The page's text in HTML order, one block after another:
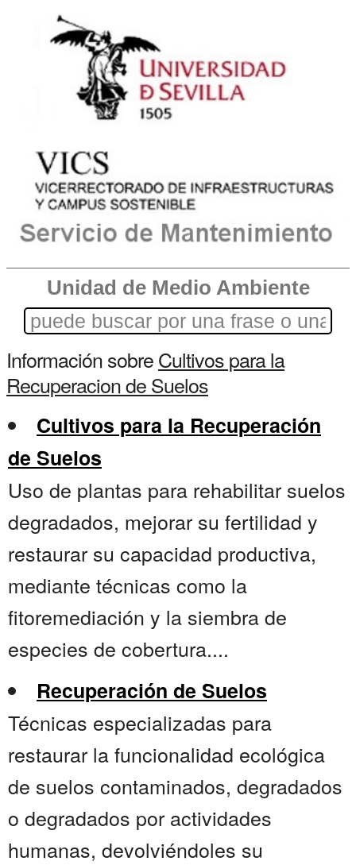
Unidad de Medio Ambiente
Información sobreCultivos para la
Recuperacion de Suelos
Cultivos para la Recuperación
de Suelos
Uso de plantas para rehabilitar suelos
degradados, mejorar su fertilidad y
restaurar su capacidad productiva,
mediante técnicas como la
fitoremediación y la siembra de
especies de cobertura....
Recuperación de Suelos
Técnicas especializadas para
restaurar la funcionalidad ecológica
de suelos contaminados, degradados
o degradados por actividades
humanas, devolviéndoles su